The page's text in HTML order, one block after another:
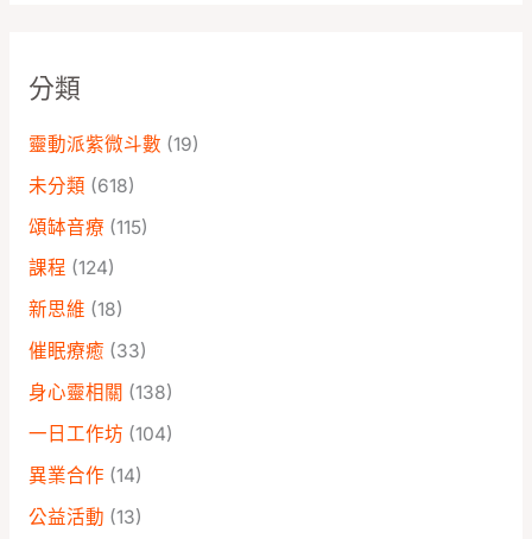
分類
靈動派紫微斗數 (19)
未分類 (618)
頌缽音療 (115)
課程 (124)
新思維 (18)
催眠療癒 (33)
身心靈相關 (138)
一日工作坊 (104)
異業合作 (14)
公益活動 (13)